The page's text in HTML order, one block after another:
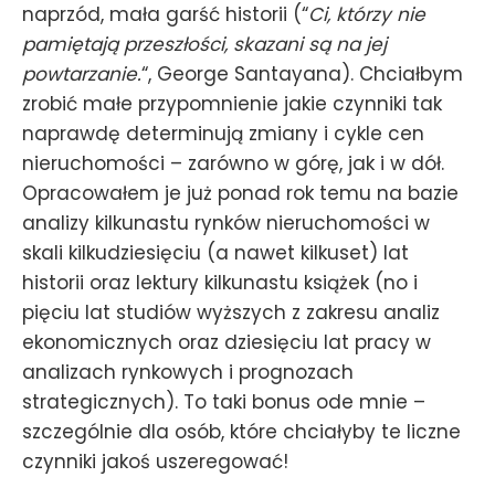
naprzód, mała garść historii (“Ci, którzy nie
pamiętają przeszłości, skazani są na jej
powtarzanie.“, George Santayana). Chciałbym
zrobić małe przypomnienie jakie czynniki tak
naprawdę determinują zmiany i cykle cen
nieruchomości – zarówno w górę, jak i w dół.
Opracowałem je już ponad rok temu na bazie
analizy kilkunastu rynków nieruchomości w
skali kilkudziesięciu (a nawet kilkuset) lat
historii oraz lektury kilkunastu książek (no i
pięciu lat studiów wyższych z zakresu analiz
ekonomicznych oraz dziesięciu lat pracy w
analizach rynkowych i prognozach
strategicznych). To taki bonus ode mnie –
szczególnie dla osób, które chciałyby te liczne
czynniki jakoś uszeregować!